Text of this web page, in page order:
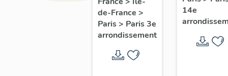
escalier de
la maison à
cochère
de-France >
Paris> Paris 3e
arrondissement
scènes
et rurales
14e